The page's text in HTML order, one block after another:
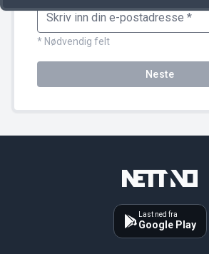
E-post
* Nødvendig felt
Neste
Last ned fra
Google Play